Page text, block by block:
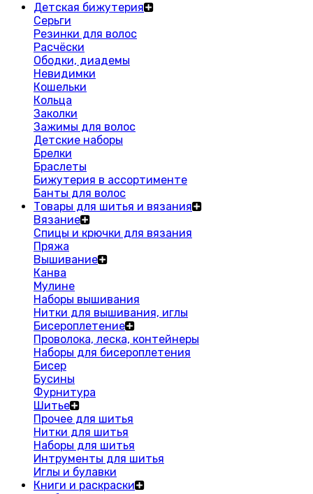
Детская бижутерия
Серьги
Резинки для волос
Расчёски
Ободки, диадемы
Невидимки
Кошельки
Кольца
Заколки
Зажимы для волос
Детские наборы
Брелки
Браслеты
Бижутерия в ассортименте
Банты для волос
Товары для шитья и вязания
Вязание
Спицы и крючки для вязания
Пряжа
Вышивание
Канва
Мулине
Наборы вышивания
Нитки для вышивания, иглы
Бисероплетение
Проволока, леска, контейнеры
Наборы для бисероплетения
Бисер
Бусины
Фурнитура
Шитье
Прочее для шитья
Нитки для шитья
Наборы для шитья
Интрументы для шитья
Иглы и булавки
Книги и раскраски